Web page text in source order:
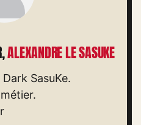
ALEXANDRE LE SASUKE
SasuKe.